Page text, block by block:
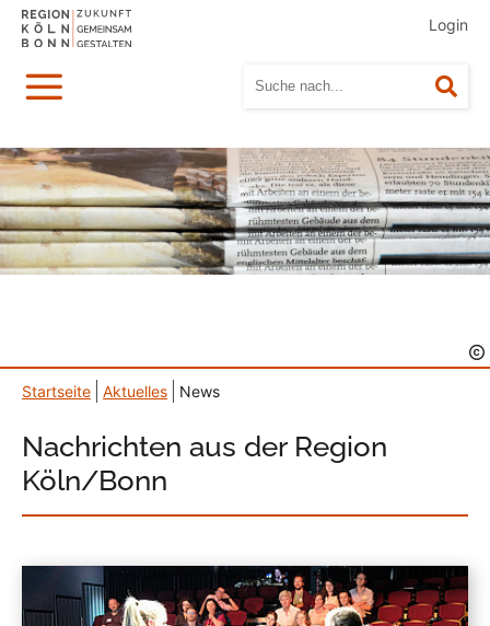
Login
Menü
Startseite Aktuelles News
Nachrichten aus der Region
Köln/Bonn